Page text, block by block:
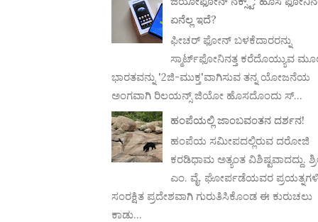
ಏನೆಲ್ಲ ಇದೆ?
ಫೀಚರ್ ಫೋನ್ ಬಳಕೆದಾರರನ್ನು
ಸ್ಮಾರ್ಟ್‌ಫೋನಿನತ್ತ ಕರೆದೊಯ್ಯುವ
ಭಾರತವನ್ನು '2ಜಿ-ಮುಕ್ತ'ವಾಗಿಸುವ ತನ್ನ ಯೋಜನೆಯ
ಅಂಗವಾಗಿ ರಿಲಯನ್ಸ್ ಜಿಯೋ ಹೊಸದೊಂದು ಸ್...
ಹಂಪೆಯಲ್ಲಿ ಜಾಂಬವಂತನ ದರ್ಶನ!
ಹಂಪೆಯ ಸಮೀಪದಲ್ಲಿರುವ ದರೋಜಿ
ಕರಡಿಧಾಮ ಅತ್ಯಂತ ವಿಶಿಷ್ಟವಾದದ್ದು.
ಎಂ. ವೈ. ಘೋರ್ಪಡೆಯವರ
ಸಂರಕ್ಷಿತ ಪ್ರದೇಶವಾಗಿ ಗುರುತಿಸಿಕೊಂಡ ಈ ಕುರುಚಲು
ಕಾಡು...